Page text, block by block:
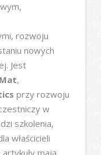
rozwoju
nowych
Jest
,
przy rozwoju
w
szkolenia,
właścicieli